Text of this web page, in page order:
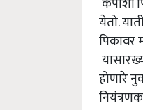
येतो.
पिकावर
होणारे